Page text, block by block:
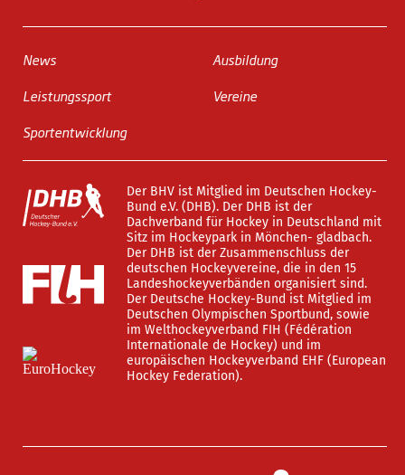
News
Leistungssport
Sportentwicklung
Ausbildung
Vereine
Der BHV ist Mitglied im Deutschen Hockey-
Bund e.V. (DHB). Der DHB ist der
Dachverband für Hockey in Deutschland mit
Sitz im Hockeypark in Mönchen- gladbach.
Der DHB ist der Zusammenschluss der
deutschen Hockeyvereine, die in den 15
Landeshockeyverbänden organisiert sind.
Der Deutsche Hockey-Bund ist Mitglied im
Deutschen Olympischen Sportbund, sowie
im Welthockeyverband FIH (Fédération
Internationale de Hockey) und im
europäischen Hockeyverband EHF (European
Hockey Federation).